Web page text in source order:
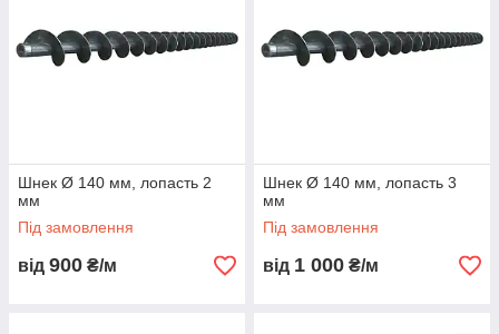
Шнек Ø 140 мм, лопасть 2
мм
Під замовлення
від 900 ₴/м
Шнек Ø 140 мм, лопасть 3
мм
Під замовлення
від 1 000 ₴/м